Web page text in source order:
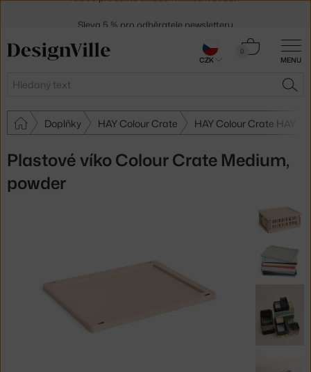
MENU
Hledat
0
Košík
Doplňky HAY Colour Crate HAY Colour Crate HAY
Plastové víko Colour Crate Medium,
powder
30 dní na vrácení zboží
CZK